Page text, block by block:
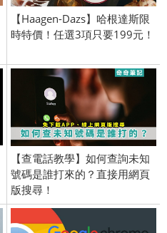
【Haagen-Dazs】哈根達斯限
時特價！任選3項只要199元！
【查電話教學】如何查詢未知
號碼是誰打來的？直接用網頁
版搜尋！